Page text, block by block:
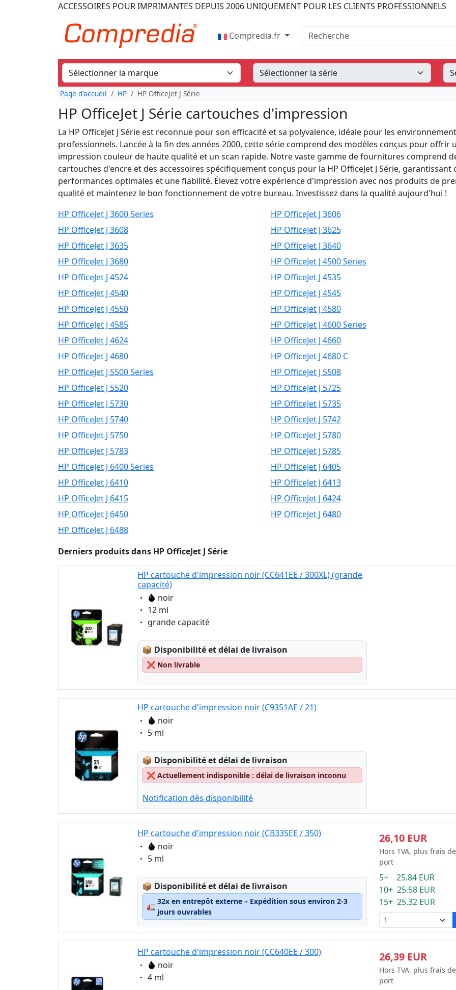
ACCESSOIRES POUR IMPRIMANTES DEPUIS 2006 UNIQUEMENT POUR LES CLIENTS PROFESSIONNELS
Compredia.fr Recherche
Page d'accueil HP HP OfficeJet J Série
HP OfficeJet J Série cartouches d'impression
La HP OfficeJet J Série est reconnue pour son efficacité et sa polyvalence, idéale pour les
professionnels. Lancée à la fin des années 2000, cette série comprend des modèles conçus pour offrir
impression couleur de haute qualité et un scan rapide. Notre vaste gamme de fournitures comprend
cartouches d'encre et des accessoires spécifiquement conçus pour la HP OfficeJet J Série, garantissant
performances optimales et une fiabilité. Élevez votre expérience d'impression avec nos produits de
qualité et maintenez le bon fonctionnement de votre bureau. Investissez dans la qualité aujourd'hui !
HP OfficeJet J 3600 Series
HP OfficeJet J 3606
HP OfficeJet J 3608
HP OfficeJet J 3625
HP OfficeJet J 3635
HP OfficeJet J 3640
HP OfficeJet J 3680
HP OfficeJet J 4500 Series
HP OfficeJet J 4524
HP OfficeJet J 4535
HP OfficeJet J 4540
HP OfficeJet J 4545
HP OfficeJet J 4550
HP OfficeJet J 4580
HP OfficeJet J 4585
HP OfficeJet J 4600 Series
HP OfficeJet J 4624
HP OfficeJet J 4660
HP OfficeJet J 4680
HP OfficeJet J 4680 C
HP OfficeJet J 5500 Series
HP OfficeJet J 5508
HP OfficeJet J 5520
HP OfficeJet J 5725
HP OfficeJet J 5730
HP OfficeJet J 5735
HP OfficeJet J 5740
HP OfficeJet J 5742
HP OfficeJet J 5750
HP OfficeJet J 5780
HP OfficeJet J 5783
HP OfficeJet J 5785
HP OfficeJet J 6400 Series
HP OfficeJet J 6405
HP OfficeJet J 6410
HP OfficeJet J 6413
HP OfficeJet J 6415
HP OfficeJet J 6424
HP OfficeJet J 6450
HP OfficeJet J 6480
HP OfficeJet J 6488
Derniers produits dans HP OfficeJet J Série
HP cartouche d'impression noir (CC641EE / 300XL) (grande
capacité)
Eigenschaft:
noir
Eigenschaft:
12 ml
Eigenschaft:
grande capacité
📦 Lagerstatus:
Disponibilité et délai de livraison
❌ Non livrable
HP cartouche d'impression noir (C9351AE / 21)
Eigenschaft:
noir
Eigenschaft:
5 ml
📦 Lagerstatus:
Disponibilité et délai de livraison
❌ Actuellement indisponible : délai de livraison inconnu
Notification dès disponibilité
HP cartouche d'impression noir (CB335EE / 350)
Eigenschaft:
noir
Eigenschaft:
5 ml
📦 Lagerstatus:
Disponibilité et délai de livraison
🚛
32x en entrepôt externe – Expédition sous environ 2-3
jours ouvrables
26,10 EUR
Hors TVA, plus frais de
port
5+ 25.84 EUR
10+ 25.58 EUR
15+ 25.32 EUR
HP cartouche d'impression noir (CC640EE / 300)
Eigenschaft:
noir
Eigenschaft:
4 ml
26,39 EUR
Hors TVA, plus frais de
port